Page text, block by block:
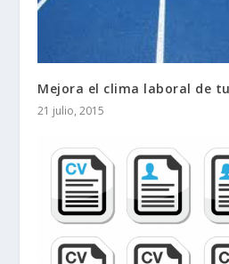
Mejora el clima laboral de
21 julio, 2015